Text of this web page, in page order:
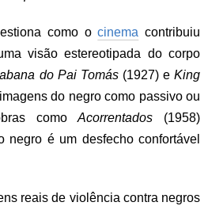
como ocinema contribuiu
visão estereotipada do corpo
do Pai Tomás(1927) eKing
do negro como passivo ou
comoAcorrentados (1958)
negro é um desfecho confortável
reais de violência contra negros